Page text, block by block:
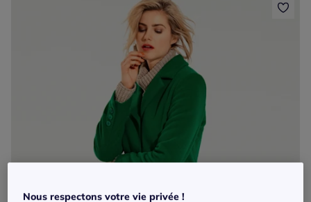
Nous respectons votre vie privée !